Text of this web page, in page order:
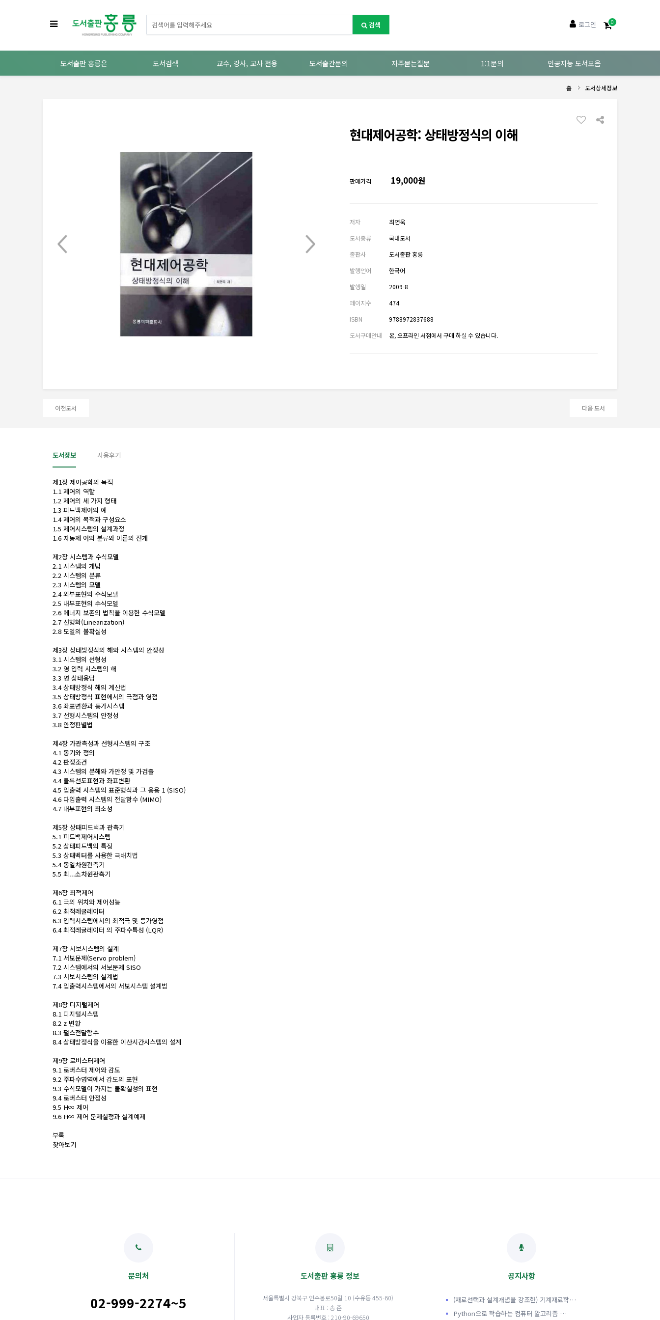
검색 로그인 0
도서출판 홍릉은 도서검색 교수, 강사, 교사 전용 도서출간문의 자주묻는질문 1:1문의 인공지능 도서모음
홈 도서상세정보
Next
현대제어공학: 상태방정식의 이해
판매가격 19,000원
저자
최연욱
도서종류
국내도서
출판사
도서출판 홍릉
발행언어
한국어
발행일
2009-8
페이지수
474
ISBN
9788972837688
도서구매안내
온, 오프라인 서점에서 구매 하실 수 있습니다.
이전도서 다음 도서
도서정보 사용후기
제1장 제어공학의 목적
1.1 제어의 역할
1.2 제어의 세 가지 형태
1.3 피드백제어의 예
1.4 제어의 목적과 구성요소
1.5 제어시스템의 설계과정
1.6 자동제 어의 분류와 이론의 전개
제2장 시스템과 수식모델
2.1 시스템의 개념
2.2 시스템의 분류
2.3 시스템의 모델
2.4 외부표현의 수식모델
2.5 내부표현의 수식모델
2.6 에너지 보존의 법칙을 이용한 수식모델
2.7 선형화(Linearization)
2.8 모델의 불확실성
제3장 상태방정식의 해와 시스템의 안정성
3.1 시스템의 선형성
3.2 영 입력 시스템의 해
3.3 영 상태응답
3.4 상태방정식 해의 계산법
3.5 상태방정식 표현에서의 극점과 영점
3.6 좌표변환과 등가시스템
3.7 선형시스템의 안정성
3.8 안정판별법
제4장 가관측성과 선형시스템의 구조
4.1 동기와 정의
4.2 판정조건
4.3 시스템의 분해와 가안정 및 가검출
4.4 블록선도표현과 좌표변환
4.5 입출력 시스템의 표준형식과 그 응용 1 (SISO)
4.6 다입출력 시스템의 전달함수 (MIMO)
4.7 내부표현의 최소성
제5장 상태피드백과 관측기
5.1 피드백제어시스템
5.2 상태피드백의 특징
5.3 상태벡터를 사용한 극배치법
5.4 동일차원관측기
5.5 최...소차원관측기
제6장 최적제어
6.1 극의 위치와 제어성능
6.2 최적레귤레이터
6.3 입력시스템에서의 최적극 및 등가영점
6.4 최적레귤레이터 의 주파수특성 (LQR)
제7장 서보시스템의 설계
7.1 서보문제(Servo problem)
7.2 시스템에서의 서보문제 SISO
7.3 서보시스템의 설계법
7.4 입출력시스템에서의 서보시스템 설계법
제8장 디지털제어
8.1 디지털시스템
8.2 z 변환
8.3 펄스전달함수
8.4 상태방정식을 이용한 이산시간시스템의 설계
제9장 로버스터제어
9.1 로버스터 제어와 감도
9.2 주파수영역에서 감도의 표현
9.3 수식모델이 가지는 불확실성의 표현
9.4 로버스터 안정성
9.5 H∞ 제어
9.6 H∞ 제어 문제설정과 설계예제
부록
찾아보기
문의처
02-999-2274~5
도서출판 홍릉 정보
서울특별시 강북구 인수봉로50길 10 (수유동 455-60)
대표 : 송 준
사업자 등록번호 : 210-90-69650
공지사항
(재료선택과 설계개념을 강조한) 기계재료학…
Python으로 학습하는 컴퓨터 알고리즘 …